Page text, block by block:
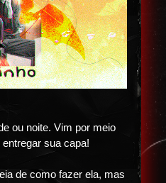
ou noite. Vim por meio
sua capa!
de como fazer ela, mas